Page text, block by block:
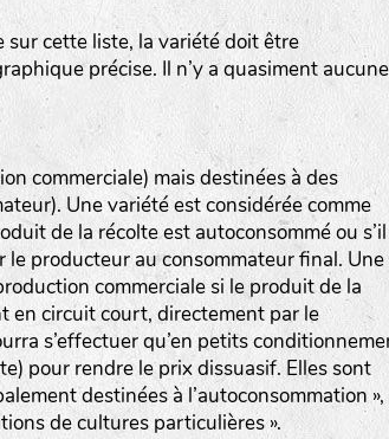
sur cette liste, la variété doit être
précise. Il n’y a quasiment aucune
commerciale) mais destinées à des
Une variété est considérée comme
de la récolte est autoconsommé ou s’il
producteur au consommateur final. Une
commerciale si le produit de la
en circuit court, directement par le
s’effectuer qu’en petits
pour rendre le prix dissuasif. Elles sont
destinées à l’autoconsommation »,
de cultures particulières ».